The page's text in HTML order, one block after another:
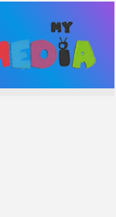
تخطي
المحتوى
Post
pagination